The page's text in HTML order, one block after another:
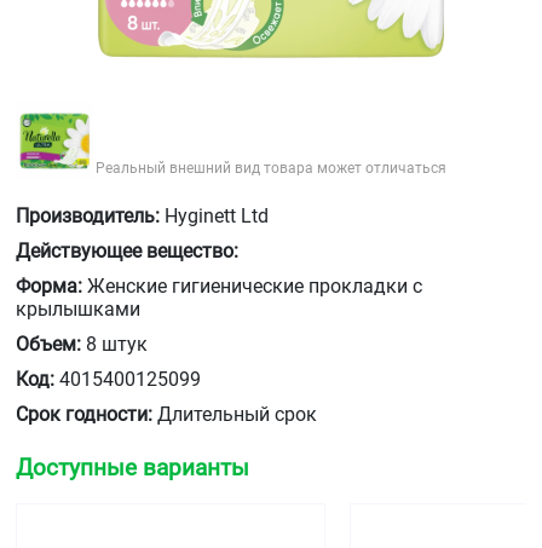
Реальный внешний вид товара может отличаться
Производитель: Hyginett Ltd
Действующее вещество:
Форма: Женские гигиенические прокладки с
крылышками
Объем: 8 штук
Код: 4015400125099
Срок годности: Длительный срок
Доступные варианты